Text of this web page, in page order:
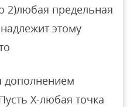
2)любая предельная
этому
дополнением
X-любая точка